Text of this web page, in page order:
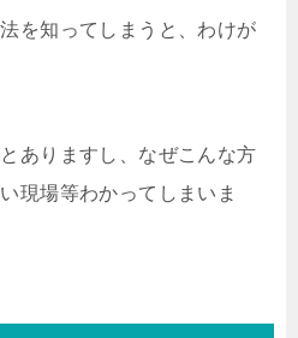
を知ってしまうと、わけが
ありますし、なぜこんな方
現場等わかってしまいま